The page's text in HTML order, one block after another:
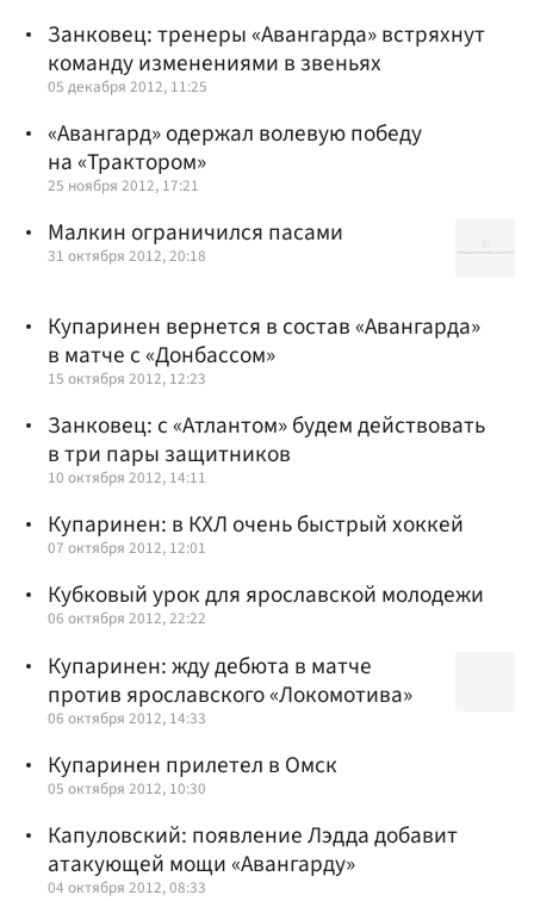
Занковец: тренеры «Авангарда» встряхнут
команду изменениями в звеньях
05 декабря 2012, 11:25
«Авангард» одержал волевую победу
на «Трактором»
25 ноября 2012, 17:21
Малкин ограничился пасами
31 октября 2012, 20:18
Купаринен вернется в состав «Авангарда»
в матче с «Донбассом»
15 октября 2012, 12:23
Занковец: с «Атлантом» будем действовать
в три пары защитников
10 октября 2012, 14:11
Купаринен: в КХЛ очень быстрый хоккей
07 октября 2012, 12:01
Кубковый урок для ярославской молодежи
06 октября 2012, 22:22
Купаринен: жду дебюта в матче
против ярославского «Локомотива»
06 октября 2012, 14:33
Купаринен прилетел в Омск
05 октября 2012, 10:30
Капуловский: появление Лэдда добавит
атакующей мощи «Авангарду»
04 октября 2012, 08:33